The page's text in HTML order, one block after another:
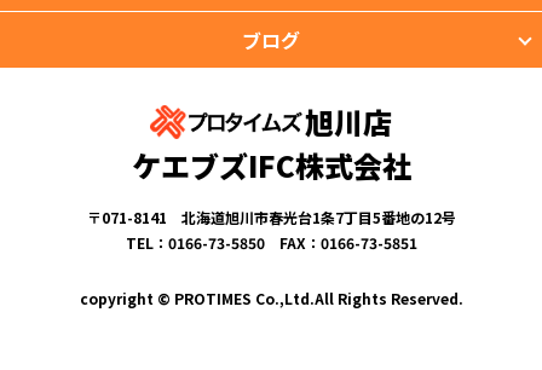
ブログ
旭川店
ケエブズIFC株式会社
〒071-8141 北海道旭川市春光台1条7丁目5番地の12号
TEL：0166-73-5850 FAX：0166-73-5851
copyright © PROTIMES Co.,Ltd.All Rights Reserved.